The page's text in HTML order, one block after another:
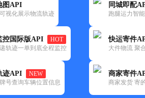
图API
视化展示物流轨迹
控国际版API
HOT
轨迹一单到底全程监控
迹API
NEW
号查询车辆位置信息
同城即配
跑腿运力智
快运寄件
大件物流 聚
商家寄件
商家发货 寄
邮政所
：2021-12-03 00:00:00